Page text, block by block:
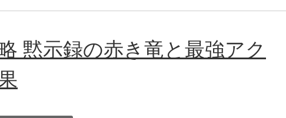
黙示録の赤き竜と最強アク